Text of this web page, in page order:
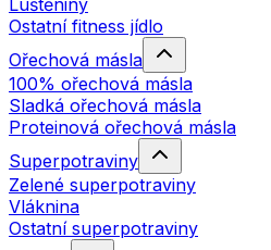
Luštěniny
Ostatní fitness jídlo
Ořechová másla
100% ořechová másla
Sladká ořechová másla
Proteinová ořechová másla
Superpotraviny
Zelené superpotraviny
Vláknina
Ostatní superpotraviny